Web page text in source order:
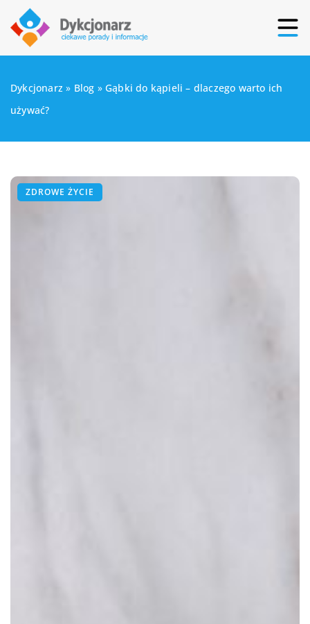
Dykcjonarz » Blog »Gąbki do kąpieli – dlaczego warto ich
używać?
ZDROWE ŻYCIE